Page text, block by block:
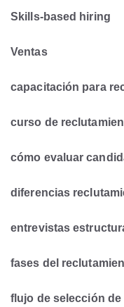
Skills-based hiring
Ventas
capacitación para
curso de
cómo evaluar
diferencias
entrevistas
fases del
flujo de selección de